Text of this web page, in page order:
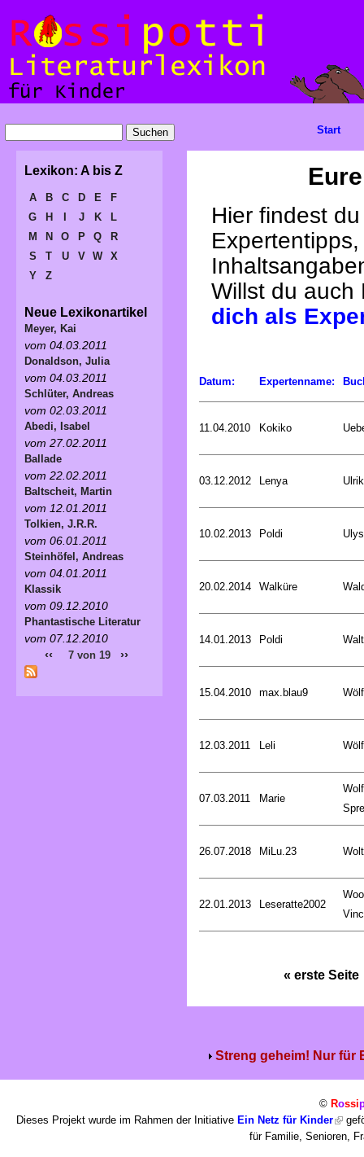
Hier findest
Willst du
dich als
Datum: Expertenname:
11.04.2010 Kokiko
03.12.2012 Lenya
10.02.2013 Poldi
20.02.2014 Walküre
14.01.2013 Poldi
15.04.2010 max.blau9
12.03.2011 Leli
07.03.2011 Marie
26.07.2018 MiLu.23
22.01.2013 Leseratte2002
« erste Seite
Streng geheim! Nur für
Start
Lexikon: A bis Z
A B C D E
F
G
H J K
L
M
N O P Q
R
S
T U V W
X
Y
Z
Neue Lexikonartikel
Meyer, Kai
vom 04.03.2011
Donaldson, Julia
vom 04.03.2011
Schlüter, Andreas
vom 02.03.2011
Abedi, Isabel
vom 27.02.2011
Ballade
vom 22.02.2011
Baltscheit, Martin
vom 12.01.2011
Tolkien, J.R.R.
vom 06.01.2011
Steinhöfel, Andreas
vom 04.01.2011
Klassik
vom 09.12.2010
Phantastische Literatur
vom 07.12.2010
‹‹ 7 von 19 ››
© Rossi
Dieses Projekt wurde im Rahmen der Initiative Ein Netz für Kinder
für Familie, Senioren,